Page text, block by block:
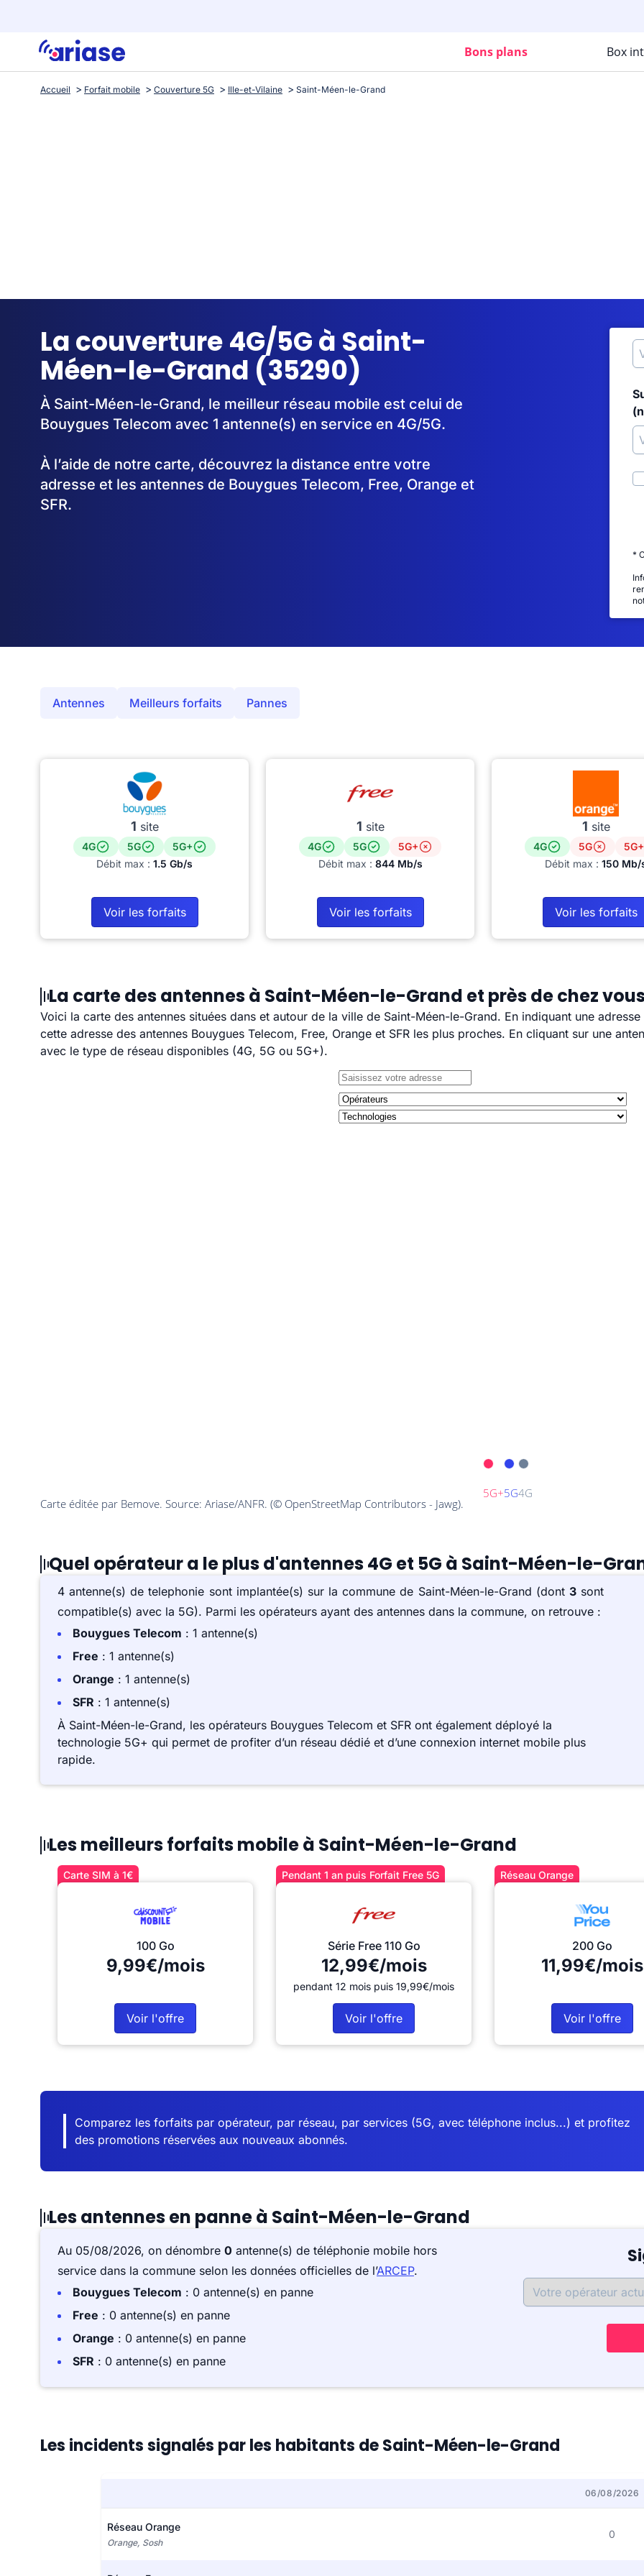
Bons plans Box
Accueil Forfait mobile Couverture 5G Ille-et-Vilaine Saint-Méen-le-Grand
La couverture 4G/5G à Saint-
Méen-le-Grand (35290)
À Saint-Méen-le-Grand, le meilleur réseau mobile est celui de
Bouygues Telecom avec 1 antenne(s) en service en 4G/5G.
À l’aide de notre carte, découvrez la distance entre votre
adresse et les antennes de Bouygues Telecom, Free, Orange et
SFR.
*
Antennes Meilleurs forfaits Pannes
1 site
4G 5G
5G+
Débit max : 1.5 Gb/s
Voir les forfaits
1 site
4G 5G
5G+
Débit max : 844 Mb/s
Voir les forfaits
1 site
4G 5G
5G+
Débit max : 150 Mb/
Voir les forfaits
La carte des antennes à Saint-Méen-le-Grand et près de chez
Voici la carte des antennes situées dans et autour de la ville de Saint-Méen-le-Grand. En indiquant une
cette adresse des antennes Bouygues Telecom, Free, Orange et SFR les plus proches. En cliquant sur une
avec le type de réseau disponibles (4G, 5G ou 5G+).
Quel opérateur a le plus d'antennes 4G et 5G à Saint-Méen-le-
4 antenne(s) de telephonie sont implantée(s) sur la commune de Saint-Méen-le-Grand (dont 3sont
compatible(s) avec la 5G). Parmi les opérateurs ayant des antennes dans la commune, on retrouve :
Bouygues Telecom : 1 antenne(s)
Free : 1 antenne(s)
Orange : 1 antenne(s)
SFR : 1 antenne(s)
À Saint-Méen-le-Grand, les opérateurs Bouygues Telecom et SFR ont également déployé la
technologie 5G+ qui permet de profiter d’un réseau dédié et d’une connexion internet mobile plus
rapide.
Les meilleurs forfaits mobile à Saint-Méen-le-Grand
Carte SIM à 1€
100 Go
9,99€/mois
Voir l'offre
Pendant 1 an puis Forfait Free 5G
Série Free 110 Go
12,99€/mois
pendant 12 mois puis 19,99€/mois
Voir l'offre
Réseau Orange
200 Go
11,99€/mois
Voir l'offre
Comparez les forfaits par opérateur, par réseau, par services (5G, avec téléphone inclus...) et profitez
des promotions réservées aux nouveaux abonnés.
Les antennes en panne à Saint-Méen-le-Grand
Au 05/08/2026, on dénombre 0 antenne(s) de téléphonie mobile hors
service dans la commune selon les données officielles de l’ARCEP.
Bouygues Telecom : 0 antenne(s) en panne
Free : 0 antenne(s) en panne
Orange : 0 antenne(s) en panne
SFR : 0 antenne(s) en panne
Les incidents signalés par les habitants de Saint-Méen-le-Grand
06/08/2026
Réseau Orange
Orange, Sosh
0